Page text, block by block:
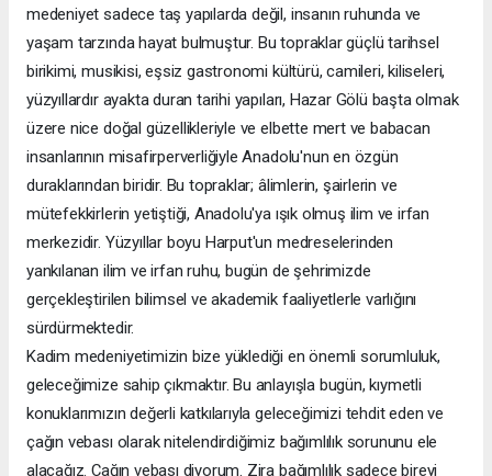
medeniyet sadece taş yapılarda değil, insanın ruhunda ve
yaşam tarzında hayat bulmuştur. Bu topraklar güçlü tarihsel
birikimi, musikisi, eşsiz gastronomi kültürü, camileri, kiliseleri,
yüzyıllardır ayakta duran tarihi yapıları, Hazar Gölü başta olmak
üzere nice doğal güzellikleriyle ve elbette mert ve babacan
insanlarının misafirperverliğiyle Anadolu'nun en özgün
duraklarından biridir. Bu topraklar; âlimlerin, şairlerin ve
mütefekkirlerin yetiştiği, Anadolu'ya ışık olmuş ilim ve irfan
merkezidir. Yüzyıllar boyu Harput'un medreselerinden
yankılanan ilim ve irfan ruhu, bugün de şehrimizde
gerçekleştirilen bilimsel ve akademik faaliyetlerle varlığını
sürdürmektedir.
Kadim medeniyetimizin bize yüklediği en önemli sorumluluk,
geleceğimize sahip çıkmaktır. Bu anlayışla bugün, kıymetli
konuklarımızın değerli katkılarıyla geleceğimizi tehdit eden ve
çağın vebası olarak nitelendirdiğimiz bağımlılık sorununu ele
alacağız. Çağın vebası diyorum. Zira bağımlılık sadece bireyi